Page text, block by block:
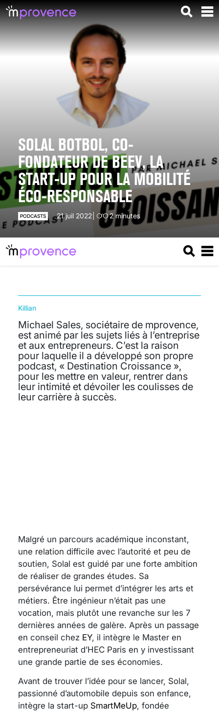
SOLAL BOTBOL, CO-
FONDATEUR DE BEEV, LA
START-UP POUR LA MOBILITÉ
ÉCO-RESPONSABLE
PODCASTS 21 juil 2022 2 minutes
Michael Sales, sociétaire de mprovence,
est animé par les sujets liés à l’entreprise
et aux entrepreneurs. C’est la raison
pour laquelle il a développé son propre
podcast, « Destination Croissance »,
pour les mettre en valeur, rentrer dans
leur intimité et dévoiler les coulisses de
leur carrière à succès.
Killian
Malgré un parcours académique inconstant,
une relation difficile avec l’autorité et peu de
soutien, Solal est guidé par une forte ambition
de réaliser de grandes études. Sa
persévérance lui permet d’intégrer les arts et
métiers. Être ingénieur n’était pas une
vocation, mais plutôt une revanche sur les 7
dernières années de galère. Après un passage
en conseil chez EY, il intègre le Master en
entrepreneuriat d’HEC Paris en y investissant
une grande partie de ses économies.
Avant de trouver l’idée pour se lancer, Solal,
passionné d’automobile depuis son enfance,
intègre la start-up SmartMeUp, fondée